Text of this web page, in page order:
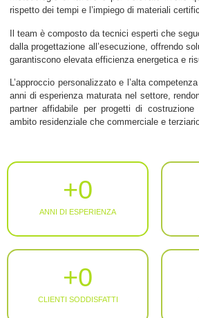
rispetto dei tempi e l’impiego di materiali
Il team è composto da tecnici esperti che
dalla progettazione all’esecuzione, offrendo
garantiscono elevata efficienza energetica e
L’approccio personalizzato e l’alta
anni di esperienza maturata nel settore,
partner affidabile per progetti di
ambito residenziale che commerciale e
ANNI DI ESPERIENZA
+0
CLIENTI SODDISFATTI
+0